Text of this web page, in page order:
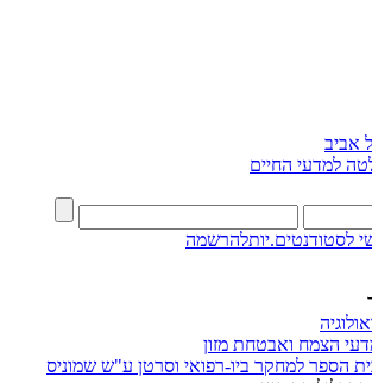
למדעי החיים
לסטודנטים.יותלהרשמה
הצמח ואבטחת מזון
הספר למחקר ביו-רפואי וסרטן ע"ש שמוניס